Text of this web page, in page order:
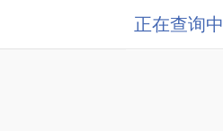
正在查询中